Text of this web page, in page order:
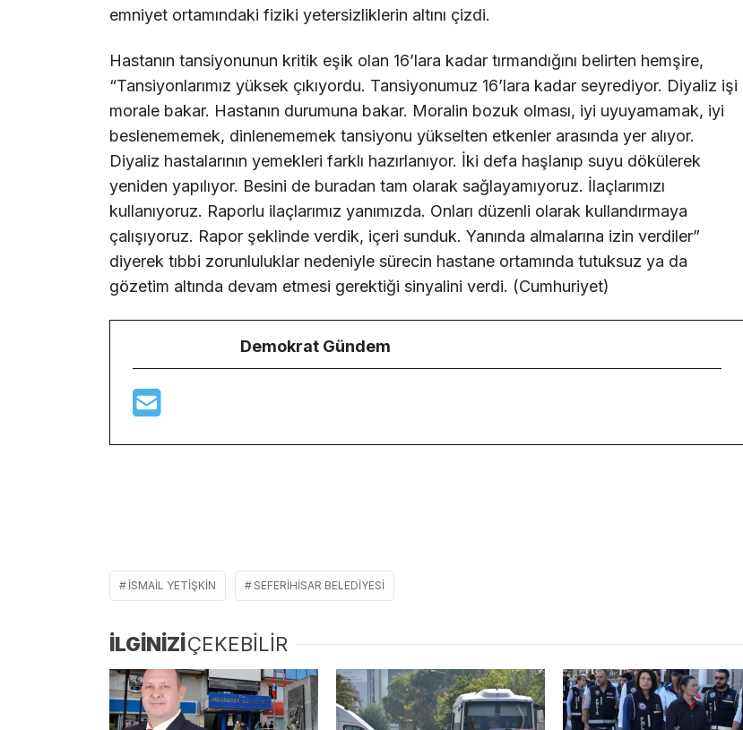
emniyet ortamındaki fiziki yetersizliklerin altını çizdi.
Hastanın tansiyonunun kritik eşik olan 16’lara kadar tırmandığını belirten hemşire,
“Tansiyonlarımız yüksek çıkıyordu. Tansiyonumuz 16’lara kadar seyrediyor. Diyaliz işi
morale bakar. Hastanın durumuna bakar. Moralin bozuk olması, iyi uyuyamamak, iyi
beslenememek, dinlenememek tansiyonu yükselten etkenler arasında yer alıyor.
Diyaliz hastalarının yemekleri farklı hazırlanıyor. İki defa haşlanıp suyu dökülerek
yeniden yapılıyor. Besini de buradan tam olarak sağlayamıyoruz. İlaçlarımızı
kullanıyoruz. Raporlu ilaçlarımız yanımızda. Onları düzenli olarak kullandırmaya
çalışıyoruz. Rapor şeklinde verdik, içeri sunduk. Yanında almalarına izin verdiler”
diyerek tıbbi zorunluluklar nedeniyle sürecin hastane ortamında tutuksuz ya da
gözetim altında devam etmesi gerektiği sinyalini verdi. (Cumhuriyet)
Demokrat Gündem
ISMAIL YETIŞKIN SEFERIHISAR BELEDIYESI
İLGİNİZİÇEKEBİLİR